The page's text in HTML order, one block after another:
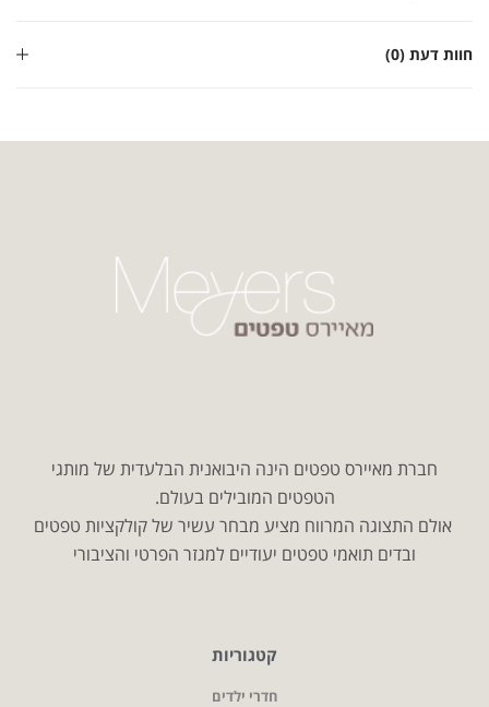
חוות דעת (0)
חברת מאיירס טפטים הינה היבואנית הבלעדית של מותגי
הטפטים המובילים בעולם.
אולם התצוגה המרווח מציע מבחר עשיר של קולקציות טפטים
ובדים תואמי טפטים יעודיים למגזר הפרטי והציבורי
קטגוריות
חדרי ילדים